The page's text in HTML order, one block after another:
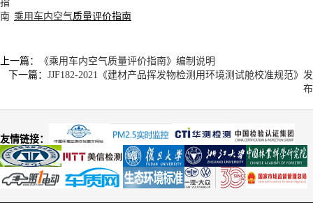
乘用车内空气质量评价指南
上一篇：
《乘用车内空气质量评价指南》编制说明
下一篇： JJF182-2021《建材产品挥发物检测用环境测试舱校准规范》发
布
友情链接：